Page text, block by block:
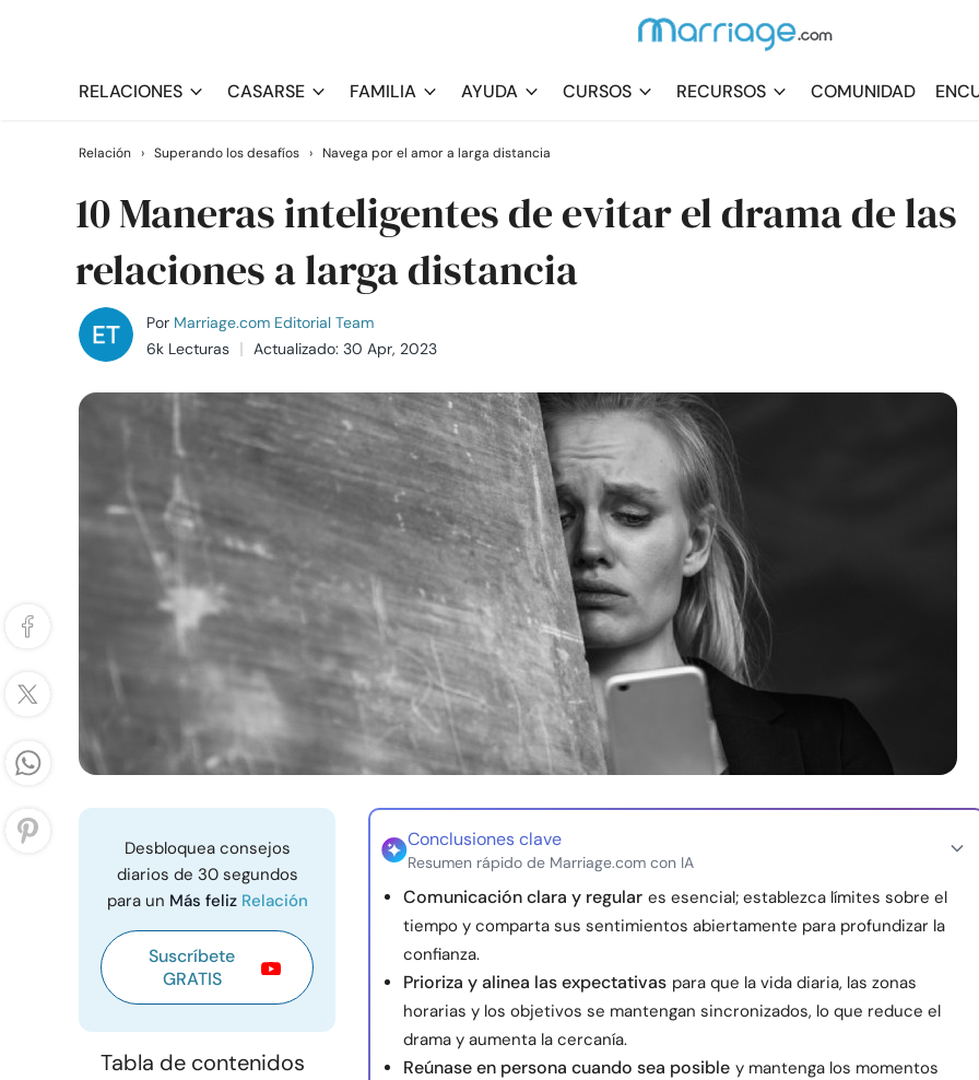
RELACIONES CASARSE FAMILIA AYUDA CURSOS RECURSOS COMUNIDAD
Relación › Superando los desafíos › Navega por el amor a larga distancia
10 Maneras inteligentes de evitar el drama de las
relaciones a larga distancia
Por Marriage.com Editorial Team
6k Lecturas
Actualizado: 30 Apr, 2023
Desbloquea consejos
diarios de 30 segundos
para un Más feliz Relación
Suscríbete
GRATIS
Tabla de contenidos
Conclusiones clave
Resumen rápido de Marriage.com con IA
Comunicación clara y regular es esencial; establezca límites sobre el
tiempo y comparta sus sentimientos abiertamente para profundizar la
confianza.
Prioriza y alinea las expectativas para que la vida diaria, las zonas
horarias y los objetivos se mantengan sincronizados, lo que reduce el
drama y aumenta la cercanía.
Reúnase en persona cuando sea posible y mantenga los momentos